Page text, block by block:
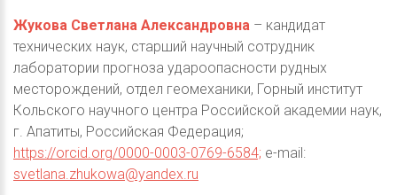
Жукова Светлана Александровна – кандидат
технических наук, старший научный сотрудник
лаборатории прогноза удароопасности рудных
месторождений, отдел геомеханики, Горный институт
Кольского научного центра Российской академии наук,
г. Апатиты, Российская Федерация;
https://orcid.org/0000-0003-0769-6584; e-mail:
svetlana.zhukowa@yandex.ru